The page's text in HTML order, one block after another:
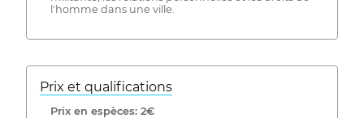
l'homme dans une ville.
Prix ​​et qualifications
Prix ​​en espèces: 2€